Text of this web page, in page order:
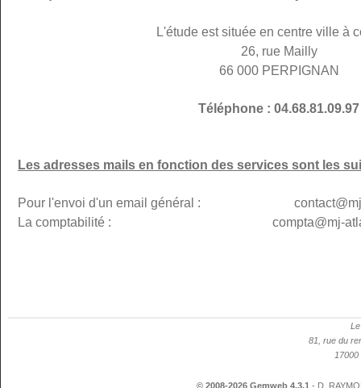
L'étude est située en centre ville à
26, rue Mailly
66 000 PERPIGNAN
Téléphone : 04.68.81.09.97
Les adresses mails en fonction des services sont les
Pour l'envoi d'un email général : contact@mj-
La comptabilité : compta@mj-
81, rue du
17000
© 2008-2026 Gemweb 4.3.1 - D.